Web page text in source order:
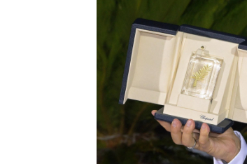
всем